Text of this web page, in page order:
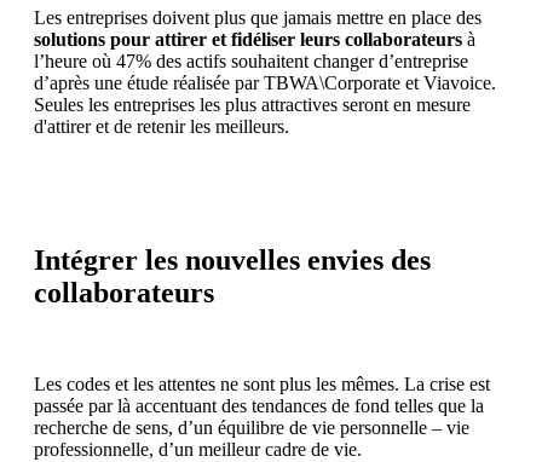
Les entreprises doivent plus que jamais mettre en place des
solutions pour attirer et fidéliser leurs collaborateurs à
l’heure où 47% des actifs souhaitent changer d’entreprise
d’après une étude réalisée par TBWA\Corporate et Viavoice.
Seules les entreprises les plus attractives seront en mesure
d'attirer et de retenir les meilleurs.
Intégrer les nouvelles envies des
collaborateurs
Les codes et les attentes ne sont plus les mêmes. La crise est
passée par là accentuant des tendances de fond telles que la
recherche de sens, d’un équilibre de vie personnelle – vie
professionnelle, d’un meilleur cadre de vie.